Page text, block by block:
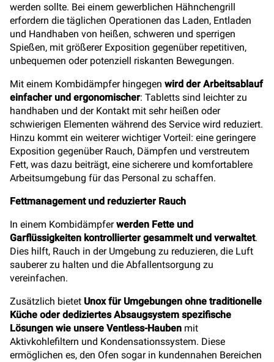
werden sollte. Bei einem gewerblichen Hähnchengrill
erfordern die täglichen Operationen das Laden, Entladen
und Handhaben von heißen, schweren und sperrigen
Spießen, mit größerer Exposition gegenüber repetitiven,
unbequemen oder potenziell riskanten Bewegungen.
Mit einem Kombidämpfer hingegen wird der Arbeitsablauf
einfacher und ergonomischer: Tabletts sind leichter zu
handhaben und der Kontakt mit sehr heißen oder
schwierigen Elementen während des Service wird reduziert.
Hinzu kommt ein weiterer wichtiger Vorteil: eine geringere
Exposition gegenüber Rauch, Dämpfen und verstreutem
Fett, was dazu beiträgt, eine sicherere und komfortablere
Arbeitsumgebung für das Personal zu schaffen.
Fettmanagement und reduzierter Rauch
In einem Kombidämpferwerden Fette und
Garflüssigkeiten kontrollierter gesammelt und verwaltet.
Dies hilft, Rauch in der Umgebung zu reduzieren, die Luft
sauberer zu halten und die Abfallentsorgung zu
vereinfachen.
Zusätzlich bietet Unox für Umgebungen ohne traditionelle
Küche oder dediziertes Absaugsystem spezifische
Lösungen wie unsere Ventless-Hauben mit
Aktivkohlefiltern und Kondensationssystem. Diese
ermöglichen es, den Ofen sogar in kundennahen Bereichen